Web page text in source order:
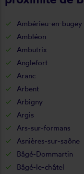
Ambérieu-en-bugey
Ambléon
Ambutrix
Anglefort
Aranc
Arbent
Arbigny
Argis
Ars-sur-formans
Asnières-sur-saône
Bâgé-Dommartin
Bâgé-le-châtel